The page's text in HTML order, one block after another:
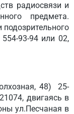
радиосвязи и
предмета.
93-94 или 02,
48) 25-
двигаясь в
ул.Песчаная в